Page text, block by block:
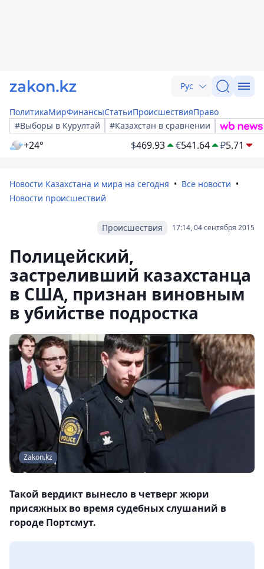
Рус
ПолитикаМирФинансыСтатьиПроисшествияПраво
#Выборы в Курултай
#Казахстан в сравнении
+24° $469.93 €541.64 ₽5.71
Новости Казахстана и мира на сегодня
Все новости
Новости происшествий
17:14, 04 сентября 2015
Происшествия
Полицейский,
застреливший казахстанца
в США, признан виновным
в убийстве подростка
Zakon.kz
Такой вердикт вынесло в четверг жюри
присяжных во время судебных слушаний в
городе Портсмут.